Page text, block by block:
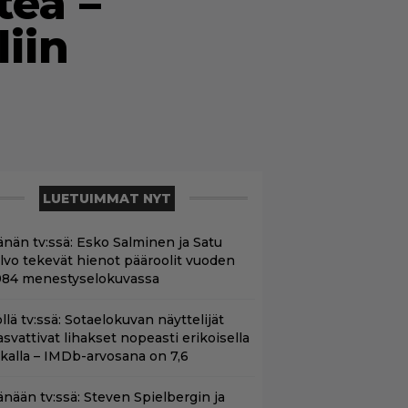
LUETUIMMAT NYT
tv:ssä: Esko Salminen ja Satu
tekevät hienot pääroolit vuoden
menestyselokuvassa
tv:ssä: Sotaelokuvan näyttelijät
lihakset nopeasti erikoisella
– IMDb-arvosana on 7,6
tv:ssä: Steven Spielbergin ja